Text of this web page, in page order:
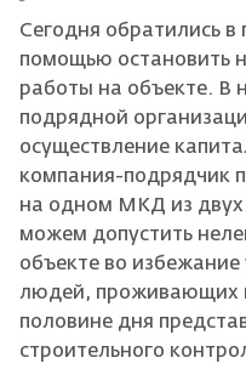
Сегодня обратились
помощью остановить
работы на объекте. В
подрядной
осуществление
компания-подрядчик
на одном МКД из
можем допустить
объекте во
людей, проживающих
половине дня
строительного